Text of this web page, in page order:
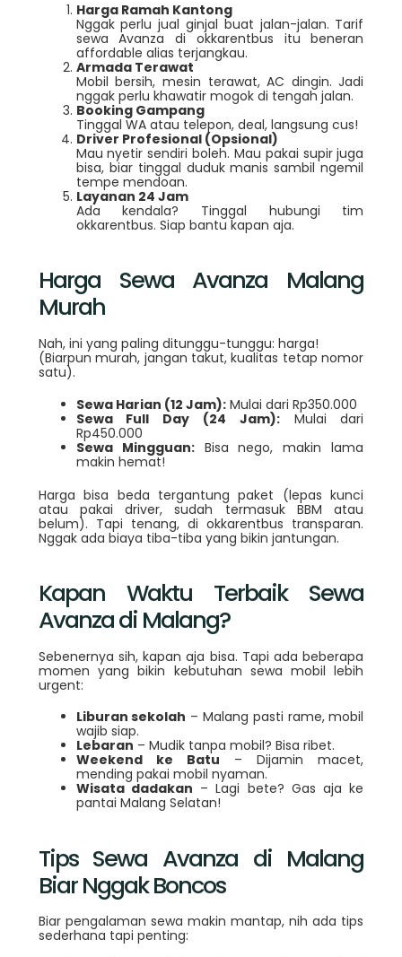
Harga Ramah Kantong
Nggak perlu jual ginjal buat jalan-jalan. Tarif
sewa Avanza di okkarentbus itu beneran
affordable alias terjangkau.
Armada Terawat
Mobil bersih, mesin terawat, AC dingin. Jadi
nggak perlu khawatir mogok di tengah jalan.
Booking Gampang
Tinggal WA atau telepon, deal, langsung cus!
Driver Profesional (Opsional)
Mau nyetir sendiri boleh. Mau pakai supir juga
bisa, biar tinggal duduk manis sambil ngemil
tempe mendoan.
Layanan 24 Jam
Ada kendala? Tinggal hubungi tim
okkarentbus. Siap bantu kapan aja.
Harga Sewa Avanza Malang
Murah
Nah, ini yang paling ditunggu-tunggu: harga!
(Biarpun murah, jangan takut, kualitas tetap nomor
satu).
Sewa Harian (12 Jam):Mulai dari Rp350.000
Sewa Full Day (24 Jam):Mulai dari
Rp450.000
Sewa Mingguan:Bisa nego, makin lama
makin hemat!
Harga bisa beda tergantung paket (lepas kunci
atau pakai driver, sudah termasuk BBM atau
belum). Tapi tenang, di okkarentbus transparan.
Nggak ada biaya tiba-tiba yang bikin jantungan.
Kapan Waktu Terbaik Sewa
Avanza di Malang?
Sebenernya sih, kapan aja bisa. Tapi ada beberapa
momen yang bikin kebutuhan sewa mobil lebih
urgent:
Liburan sekolah – Malang pasti rame, mobil
wajib siap.
Lebaran – Mudik tanpa mobil? Bisa ribet.
Weekend ke Batu – Dijamin macet,
mending pakai mobil nyaman.
Wisata dadakan – Lagi bete? Gas aja ke
pantai Malang Selatan!
Tips Sewa Avanza di Malang
Biar Nggak Boncos
Biar pengalaman sewa makin mantap, nih ada tips
sederhana tapi penting: